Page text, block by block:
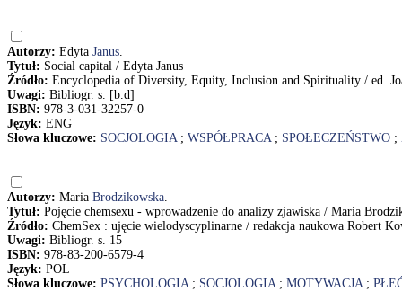
Autorzy: Edyta Janus.
Tytuł: Social capital / Edyta Janus
Źródło: Encyclopedia of Diversity, Equity, Inclusion and Spirituality / ed.
Uwagi: Bibliogr. s. [b.d]
ISBN: 978-3-031-32257-0
Język: ENG
Słowa kluczowe: SOCJOLOGIA; WSPÓŁPRACA; SPOŁECZEŃSTWO ;
Autorzy: Maria Brodzikowska.
Tytuł: Pojęcie chemsexu - wprowadzenie do analizy zjawiska / Maria
Źródło: ChemSex : ujęcie wielodyscyplinarne / redakcja naukowa Robert
Uwagi: Bibliogr. s. 15
ISBN: 978-83-200-6579-4
Język: POL
Słowa kluczowe: PSYCHOLOGIA; SOCJOLOGIA; MOTYWACJA;